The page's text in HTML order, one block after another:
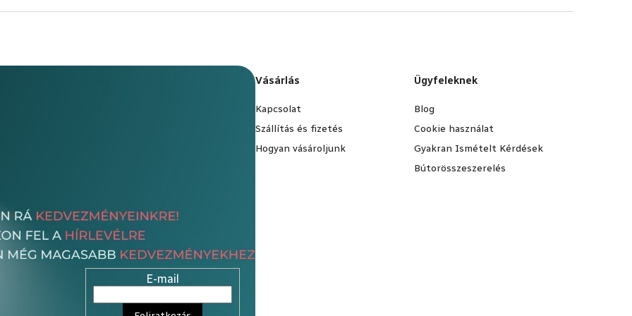
E-mail
Vásárlás
Kapcsolat
Szállítás és fizetés
Hogyan vásároljunk
Ügyfeleknek
Blog
Cookie használat
Gyakran Ismételt Kérdések
Bútorösszeszerelés